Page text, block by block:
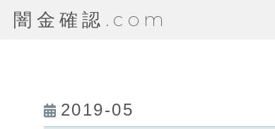
闇金確認.com
2019-05